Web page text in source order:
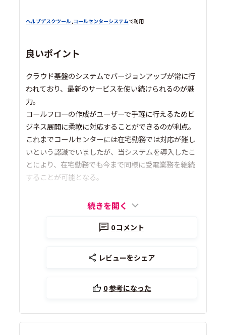
ヘルプデスクツール ,コールセンターシステムで利用
良いポイント
クラウド基盤のシステムでバージョンアップが常に行
われており、最新のサービスを使い続けられるのが魅
力。
コールフローの作成がユーザーで手軽に行えるためビ
ジネス展開に柔軟に対応することができるのが利点。
これまでコールセンターには在宅勤務では対応が難し
いという認識でいましたが、当システムを導入したこ
とにより、在宅勤務でも今まで同様に受電業務を継続
することが可能となる。
続きを開く
0コメント
レビューをシェア
0参考になった